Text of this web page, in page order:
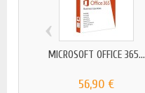
MICROSOFT OFFICE 365...
56,90 €
‹